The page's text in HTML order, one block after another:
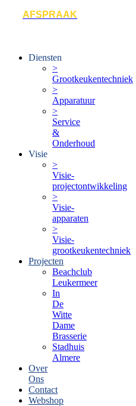
AFSPRAAK
Diensten
>
Grootkeukentechniek
>
Apparatuur
>
Service
&
Onderhoud
Visie
>
Visie-
projectontwikkeling
>
Visie-
apparaten
>
Visie-
grootkeukentechniek
Projecten
Beachclub
Leukermeer
In
De
Witte
Dame
Brasserie
Stadhuis
Almere
Over
Ons
Contact
Webshop